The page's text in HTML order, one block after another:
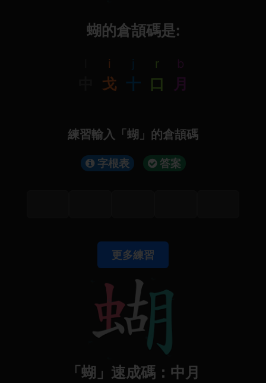
蝴的倉頡碼是:
i
戈
j
十
r
口
b
月
練習輸入「蝴」的倉頡碼
字根表 答案
更多練習
「蝴」速成碼：中月